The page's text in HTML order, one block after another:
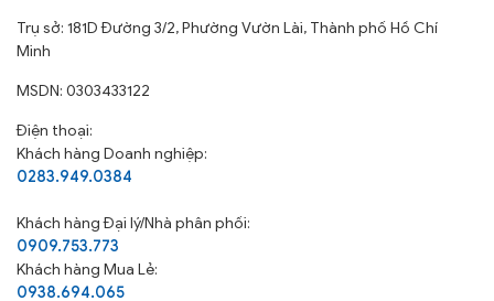
Trụ sở: 181D Đường 3/2, Phường Vườn Lài, Thành phố Hồ Chí
Minh
MSDN: 0303433122
Điện thoại:
Khách hàng Doanh nghiệp:
0283.949.0384
Khách hàngĐại lý/Nhà phân phối:
0909.753.773
Khách hàng Mua Lẻ:
0938.694.065